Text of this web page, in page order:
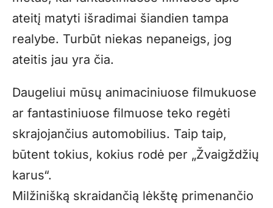
ateitį matyti išradimai šiandien tampa
realybe. Turbūt niekas nepaneigs, jog
ateitis jau yra čia.
Daugeliui mūsų animaciniuose filmukuose
ar fantastiniuose filmuose teko regėti
skrajojančius automobilius. Taip taip,
būtent tokius, kokius rodė per „Žvaigždžių
karus“.
Milžinišką skraidančią lėkštę primenančio